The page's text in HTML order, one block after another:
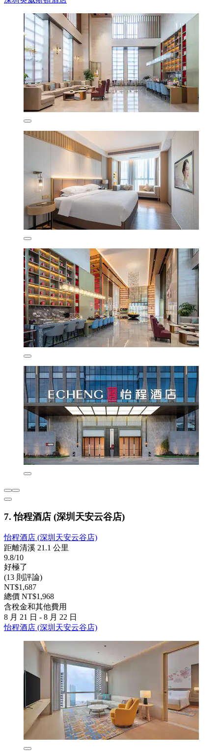
7. 怡程酒店 (深圳天安云谷店)
怡程酒店 (深圳天安云谷店)
距離清溪 21.1 公里
9.8/10
好極了
(13 則評論)
NT$1,687
總價 NT$1,968
含稅金和其他費用
8 月 21 日 - 8 月 22 日
怡程酒店 (深圳天安云谷店)